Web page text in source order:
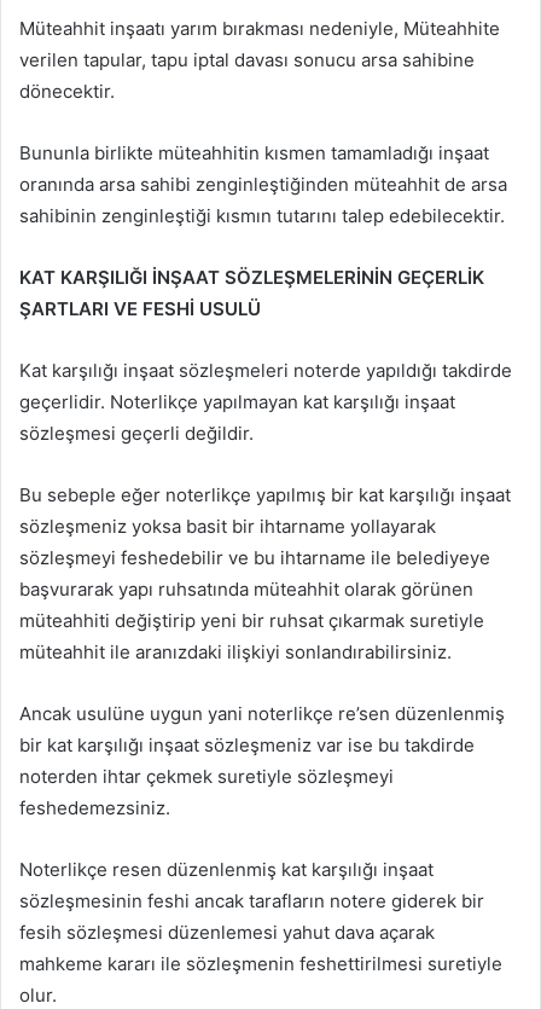
Müteahhit inşaatı yarım bırakması nedeniyle, Müteahhite
verilen tapular, tapu iptal davası sonucu arsa sahibine
dönecektir.
Bununla birlikte müteahhitin kısmen tamamladığı inşaat
oranında arsa sahibi zenginleştiğinden müteahhit de arsa
sahibinin zenginleştiği kısmın tutarını talep edebilecektir.
KAT KARŞILIĞI İNŞAAT SÖZLEŞMELERİNİN GEÇERLİK
ŞARTLARI VE FESHİ USULÜ
Kat karşılığı inşaat sözleşmeleri noterde yapıldığı takdirde
geçerlidir. Noterlikçe yapılmayan kat karşılığı inşaat
sözleşmesi geçerli değildir.
Bu sebeple eğer noterlikçe yapılmış bir kat karşılığı inşaat
sözleşmeniz yoksa basit bir ihtarname yollayarak
sözleşmeyi feshedebilir ve bu ihtarname ile belediyeye
başvurarak yapı ruhsatında müteahhit olarak görünen
müteahhiti değiştirip yeni bir ruhsat çıkarmak suretiyle
müteahhit ile aranızdaki ilişkiyi sonlandırabilirsiniz.
Ancak usulüne uygun yani noterlikçe re’sen düzenlenmiş
bir kat karşılığı inşaat sözleşmeniz var ise bu takdirde
noterden ihtar çekmek suretiyle sözleşmeyi
feshedemezsiniz.
Noterlikçe resen düzenlenmiş kat karşılığı inşaat
sözleşmesinin feshi ancak tarafların notere giderek bir
fesih sözleşmesi düzenlemesi yahut dava açarak
mahkeme kararı ile sözleşmenin feshettirilmesi suretiyle
olur.